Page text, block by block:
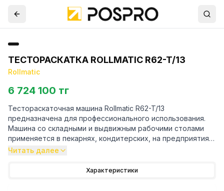
ТЕСТОРАСКАТКА ROLLMATIC R62-T/13
Rollmatic
6 724 100 тг
Тестораскаточная машина Rollmatic R62-T/13
предназначена для профессионального использования.
Машина со складными и выдвижным рабочими столами
применяется в пекарнях, кондитерских, на предприятиях
общественного питания и небольших производствах.
Читать далее
Характеристики